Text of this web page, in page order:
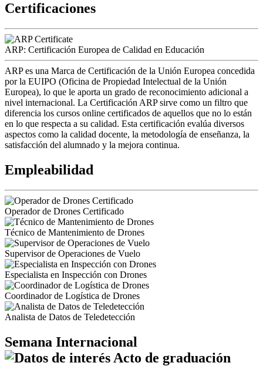
Certificaciones
ARP: Certificación Europea de Calidad en Educación
ARP es una Marca de Certificación de la Unión Europea concedida
por la EUIPO (Oficina de Propiedad Intelectual de la Unión
Europea), lo que le aporta un grado de reconocimiento adicional a
nivel internacional. La Certificación ARP sirve como un filtro que
diferencia los cursos online certificados de aquellos que no lo están
en lo que respecta a su calidad. Esta certificación evalúa diversos
aspectos como la calidad docente, la metodología de enseñanza, la
satisfacción del alumnado y la mejora continua.
Empleabilidad
Operador de Drones Certificado
Técnico de Mantenimiento de Drones
Supervisor de Operaciones de Vuelo
Especialista en Inspección con Drones
Coordinador de Logística de Drones
Analista de Datos de Teledetección
Semana Internacional
Acto de graduación